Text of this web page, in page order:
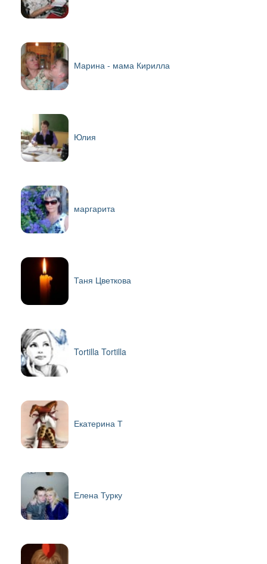
Марина - мама Кирилла
Юлия
маргарита
Таня Цветкова
Tortilla Tortilla
Екатерина Т
Елена Турку